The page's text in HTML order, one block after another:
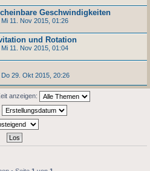
Geschwindigkeiten
Mi 11. Nov 2015, 01:26
und Rotation
Mi 11. Nov 2015, 01:04
Do 29. Okt 2015, 20:26
anzeigen: